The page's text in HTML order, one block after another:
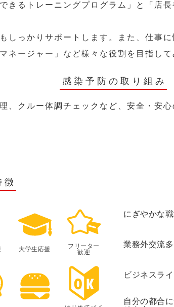
きるトレーニングプログラム」と「店
しっかりサポートします。また、仕事
ネージャー」など様々な役割を目指して
感染予防の取り組み
、クルー体調チェックなど、安全・安
徴
大学生応援
フリーター
歓迎
にぎやかな
業務外交流
ビジネスライ
自分の都合